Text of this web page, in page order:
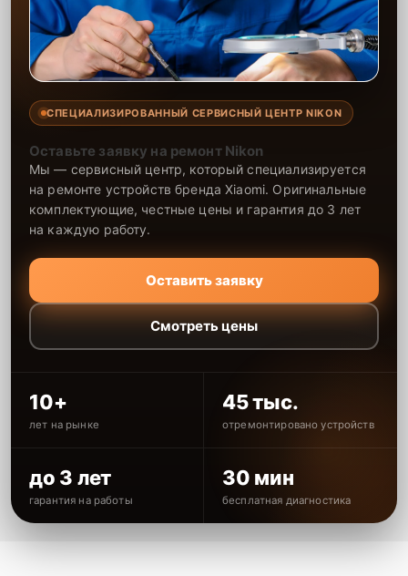
СПЕЦИАЛИЗИРОВАННЫЙ СЕРВИСНЫЙ ЦЕНТР NIKON
Оставьте заявку на ремонт Nikon
Мы — сервисный центр, который специализируется
на ремонте устройств бренда Xiaomi. Оригинальные
комплектующие, честные цены и гарантия до 3 лет
на каждую работу.
Оставить заявку
Смотреть цены
10+
лет на рынке
45 тыс.
отремонтировано устройств
до 3 лет
гарантия на работы
30 мин
бесплатная диагностика